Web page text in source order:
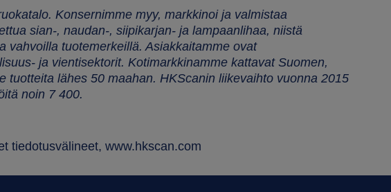
Konsernimme myy, markkinoi ja valmistaa
sian-, naudan-, siipikarjan- ja lampaanlihaa, niistä
vahvoilla tuotemerkeillä. Asiakkaitamme ovat
ja vientisektorit. Kotimarkkinamme kattavat Suomen,
tuotteita lähes 50 maahan. HKScanin liikevaihto vuonna 2015
noin 7 400.
tiedotusvälineet, www.hkscan.com